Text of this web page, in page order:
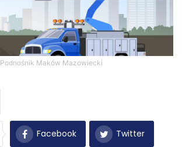
Podnośnik Maków Mazowiecki
Facebook Twitter